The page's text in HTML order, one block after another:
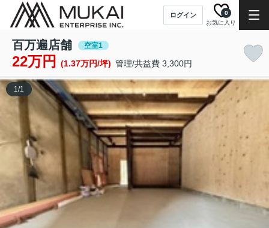
ログイン
お気に入り
0
百万遍店舗 空室1
22万円 (1.37万円/坪) 管理/共益費 3,300円
1/1